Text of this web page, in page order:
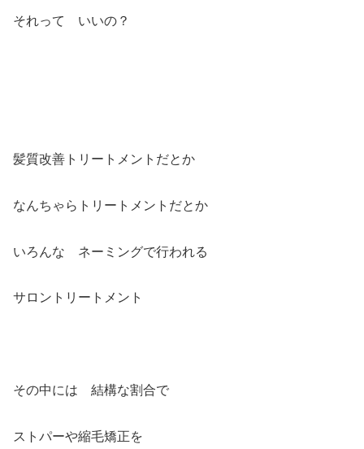
それって いいの？
髪質改善トリートメントだとか
なんちゃらトリートメントだとか
いろんな ネーミングで行われる
サロントリートメント
その中には 結構な割合で
ストパーや縮毛矯正を